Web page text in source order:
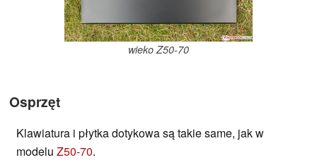
wieko Z50-70
Osprzęt
Klawiatura i płytka dotykowa są takie same, jak w
modelu Z50-70.